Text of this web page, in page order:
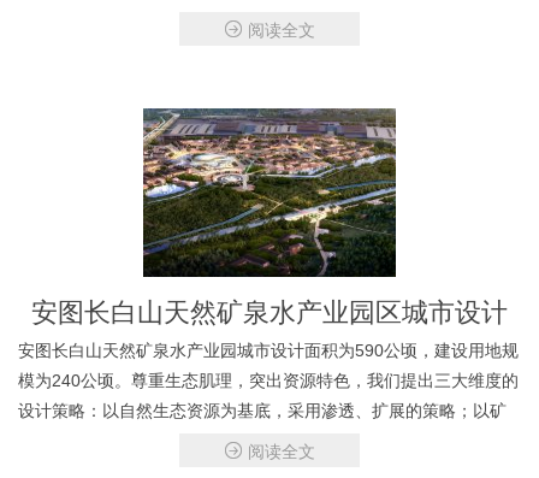
游亟待平衡等特点，对此，我们提出盘活存量、变弊为利、要素嵌
阅读全文
安图长白山天然矿泉水产业园区城市设计
安图长白山天然矿泉水产业园城市设计面积为590公顷，建设用地规
模为240公顷。尊重生态肌理，突出资源特色，我们提出三大维度的
设计策略：以自然生态资源为基底，采用渗透、扩展的策略；以矿
泉文化资源为亮点，采用放大、密集的策略；以区域文化资源为补
阅读全文